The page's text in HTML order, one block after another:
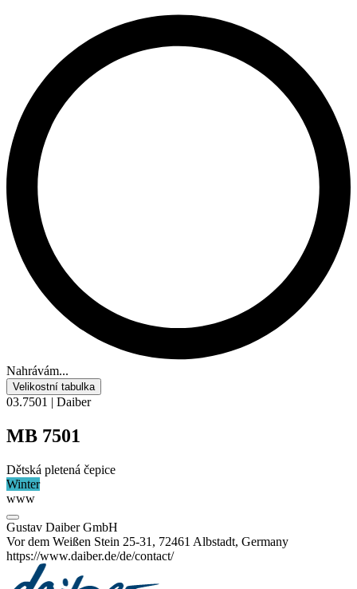
Nahrávám...
Velikostní tabulka
03.7501 | Daiber
MB 7501
Dětská pletená čepice
Winter
www
Gustav Daiber GmbH
Vor dem Weißen Stein 25-31, 72461 Albstadt, Germany
https://www.daiber.de/de/contact/